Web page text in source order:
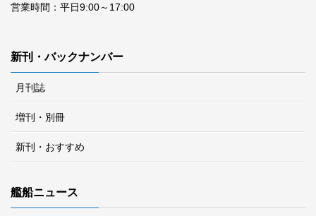
営業時間：平日9:00～17:00
新刊・バックナンバー
月刊誌
増刊・別冊
新刊・おすすめ
艦船ニュース